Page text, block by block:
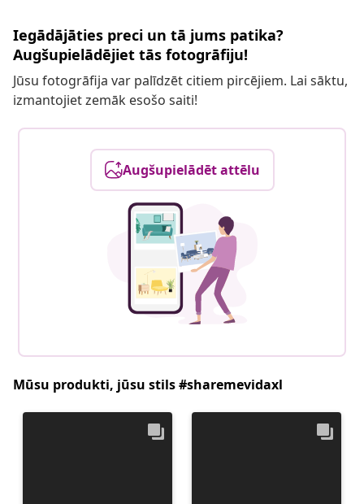
Iegādājāties preci un tā jums patika?
Augšupielādējiet tās fotogrāfiju!
Jūsu fotogrāfija var palīdzēt citiem pircējiem. Lai sāktu,
izmantojiet zemāk esošo saiti!
Augšupielādēt attēlu
Mūsu produkti, jūsu stils #sharemevidaxl